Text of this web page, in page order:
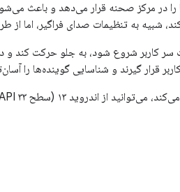
در مرکز صحنه قرار می‌دهد و باعث
شبیه به تنظیمات صدای فراگیر، اما از
سر کاربر شروع شود، به جلو حرکت کند
قرار گیرند و شناسایی گوینده‌ها را